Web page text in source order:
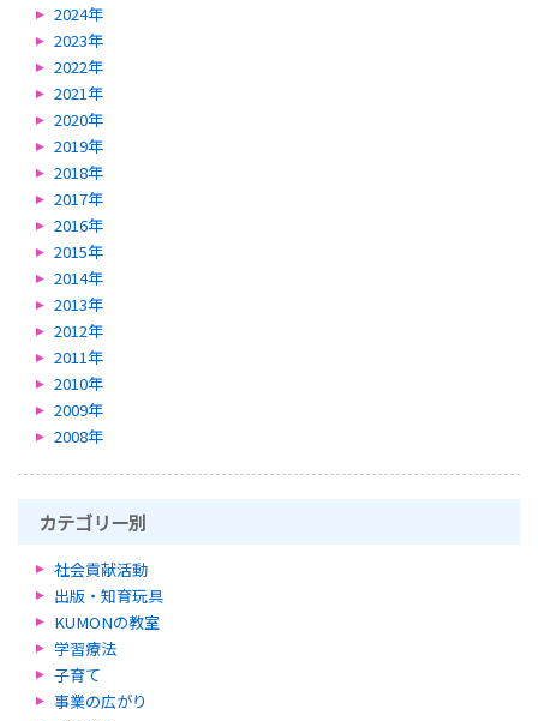
2024年
2023年
2022年
2021年
2020年
2019年
2018年
2017年
2016年
2015年
2014年
2013年
2012年
2011年
2010年
2009年
2008年
カテゴリー別
社会貢献活動
出版・知育玩具
KUMONの教室
学習療法
子育て
事業の広がり